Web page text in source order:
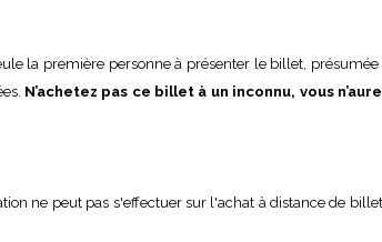
la première personne à présenter le billet,
N’achetez pas ce billet à un inconnu, vous
ne peut pas s'effectuer sur l'achat à distance de